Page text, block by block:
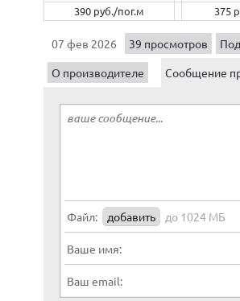
390 руб./пог.м
375
07 фев 2026 39 просмотров
О производителе
Сообщение
Файл: добавить до 1024 МБ
Ваше имя:
Ваш email: